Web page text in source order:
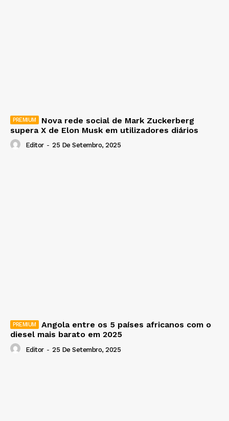
Nova rede social de Mark Zuckerberg
supera X de Elon Musk em utilizadores diários
Editor - 25 De Setembro, 2025
Angola entre os 5 países africanos com o
diesel mais barato em 2025
Editor - 25 De Setembro, 2025